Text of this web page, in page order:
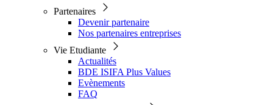
Partenaires
Devenir partenaire
Nos partenaires entreprises
Vie Etudiante
Actualités
BDE ISIFA Plus Values
Evènements
FAQ